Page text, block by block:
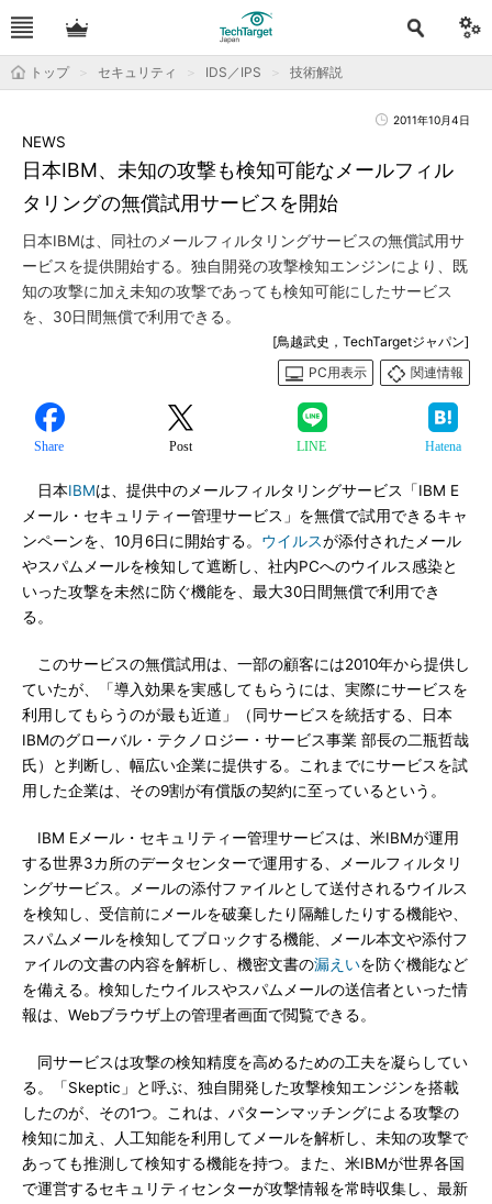
トップ セキュリティ IDS／IPS 技術解説
2011年10月4日
日本IBM、未知の攻撃も検知可能なメールフィル
タリングの無償試用サービスを開始
NEWS
日本IBMは、同社のメールフィルタリングサービスの無償試用サ
ービスを提供開始する。独自開発の攻撃検知エンジンにより、既
知の攻撃に加え未知の攻撃であっても検知可能にしたサービス
を、30日間無償で利用できる。
[鳥越武史，TechTargetジャパン]
PC用表示
関連情報
Share Post LINE Hatena
日本IBMは、提供中のメールフィルタリングサービス「IBM E
メール・セキュリティー管理サービス」を無償で試用できるキャ
ンペーンを、10月6日に開始する。 ウイルスが添付されたメール
やスパムメールを検知して遮断し、社内PCへのウイルス感染と
いった攻撃を未然に防ぐ機能を、最大30日間無償で利用でき
る。
このサービスの無償試用は、一部の顧客には2010年から提供し
ていたが、「導入効果を実感してもらうには、実際にサービスを
利用してもらうのが最も近道」（同サービスを統括する、日本
IBMのグローバル・テクノロジー・サービス事業 部長の二瓶哲哉
氏）と判断し、幅広い企業に提供する。これまでにサービスを試
用した企業は、その9割が有償版の契約に至っているという。
IBM Eメール・セキュリティー管理サービスは、米IBMが運用
する世界3カ所のデータセンターで運用する、メールフィルタリ
ングサービス。メールの添付ファイルとして送付されるウイルス
を検知し、受信前にメールを破棄したり隔離したりする機能や、
スパムメールを検知してブロックする機能、メール本文や添付フ
ァイルの文書の内容を解析し、機密文書の漏えいを防ぐ機能など
を備える。検知したウイルスやスパムメールの送信者といった情
報は、Webブラウザ上の管理者画面で閲覧できる。
同サービスは攻撃の検知精度を高めるための工夫を凝らしてい
る。「Skeptic」と呼ぶ、独自開発した攻撃検知エンジンを搭載
したのが、その1つ。これは、パターンマッチングによる攻撃の
検知に加え、人工知能を利用してメールを解析し、未知の攻撃で
あっても推測して検知する機能を持つ。また、米IBMが世界各国
で運営するセキュリティセンターが攻撃情報を常時収集し、最新